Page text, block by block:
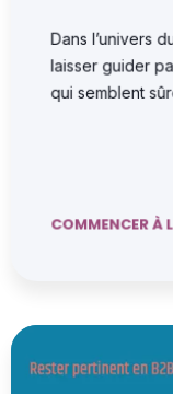
Dans l’univers
laisser guider
qui semblent
COMMENCER À